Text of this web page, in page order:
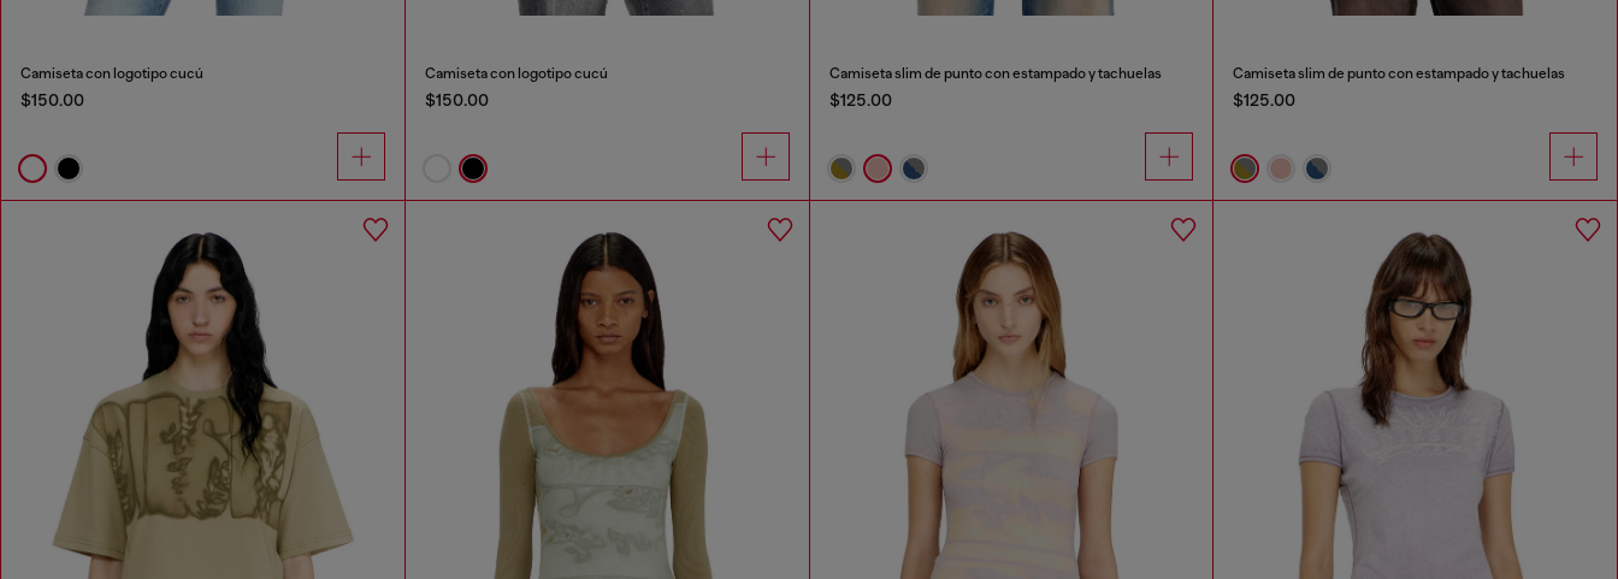
Camiseta con logotipo cucú
$150.00
Camiseta con logotipo cucú
$150.00
Camiseta slim de punto con estampado y tachuelas
$125.00
Camiseta slim de punto con estampado y tachuelas
$125.00